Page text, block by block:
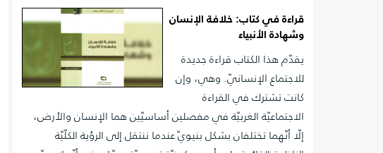
قراءة في كتاب: خلافة الإنسان
وشهادة الأنبياء
يقدّم هذا الكتاب قراءة جديدة
للاجتماع الإنسانيّ. وهي، وإن
كانت تشترك في القراءة
الاجتماعيّة الغربيّة في مفصلين أساسيّين هما الإنسان والأرض،
إلّا أنّهما تختلفان بشكل بنيويّ عندما ننتقل إلى الرؤية الكلّيّة